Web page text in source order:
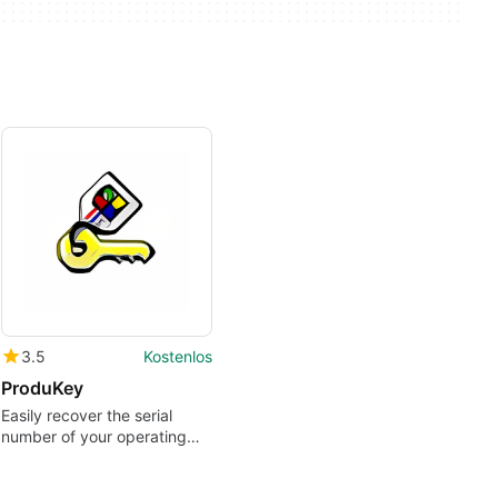
3.5 Kostenlos
ProduKey
Easily recover the serial
number of your operating